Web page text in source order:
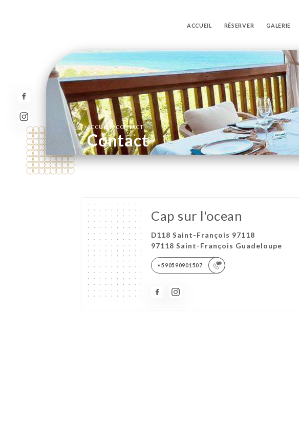
ACCUEIL RÉSERVER GALERIE
ACCUEIL/CONTACT
Contact
Cap sur l'ocean
D118 Saint-François 97118
97118 Saint-François Guadeloupe
+590590901507